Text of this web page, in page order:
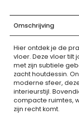
Omschrijving
Hier ontdek je de
vloer. Deze vloer tilt
met zijn subtiele
zacht houtdessin.
moderne sfeer,
interieurstijl.
compacte ruimtes,
zijn recht komt.